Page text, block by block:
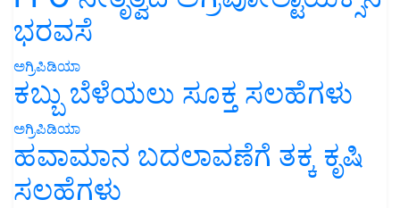
ಭರವಸೆ
ಅಗ್ರಿಪಿಡಿಯಾ
ಕಬ್ಬು ಬೆಳೆಯಲು ಸೂಕ್ತ ಸಲಹೆಗಳು
ಅಗ್ರಿಪಿಡಿಯಾ
ಹವಾಮಾನ ಬದಲಾವಣೆಗೆ ತಕ್ಕ ಕೃಷಿ
ಸಲಹೆಗಳು